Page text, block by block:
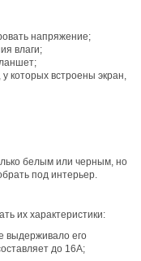
напряжение;
влаги;
которых встроены экран,
белым или черным, но
под интерьер.
их характеристики:
выдерживало его
до 16А;